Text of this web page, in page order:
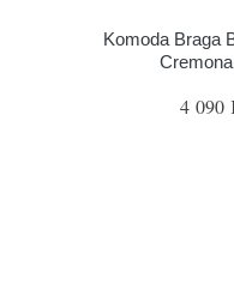
Komoda Braga
4 090